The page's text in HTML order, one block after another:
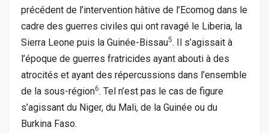
précédent de l’intervention hâtive de l’Ecomog dans le
cadre des guerres civiles qui ont ravagé le Liberia, la
Sierra Leone puis la Guinée-Bissau5. Il s’agissait à
l’époque de guerres fratricides ayant abouti à des
atrocités et ayant des répercussions dans l’ensemble
de la sous-région6. Tel n’est pas le cas de figure
s’agissant du Niger, du Mali, de la Guinée ou du
Burkina Faso.